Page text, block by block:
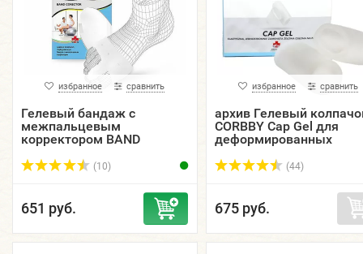
избранное сравнить
Гелевый бандаж с
межпальцевым
корректором BAND
(10)
651 руб.
избранное сравнить
архив Гелевый
CORBBY Cap Gel для
деформированных
(44)
675 руб.